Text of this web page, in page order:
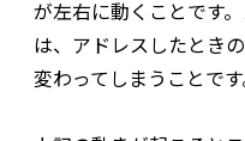
が左右に動くことです
は、アドレスしたとき
変わってしまうことです